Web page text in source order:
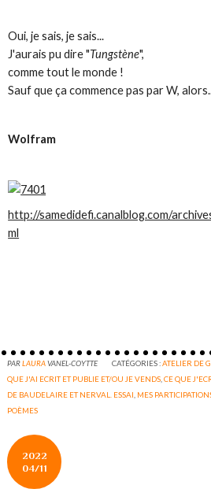
Oui, je sais, je sais...
J'aurais pu dire "Tungstène",
comme tout le monde !
Sauf que ça commence pas par W,
Wolfram
http://samedidefi.canalblog.com/
ml
PARLAURAVANEL-COYTTE CATÉGORIES :ATELIER DE
QUE J'AI ECRIT ET PUBLIE ET/OU JE VENDS ,CE QUE
DE BAUDELAIRE ET NERVAL. ESSAI MES
POÈMES
2022
04/11